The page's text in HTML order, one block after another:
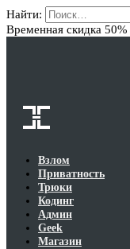
Найти:
Временная скидка 50%
Взлом
Приватность
Трюки
Кодинг
Админ
Geek
Магазин